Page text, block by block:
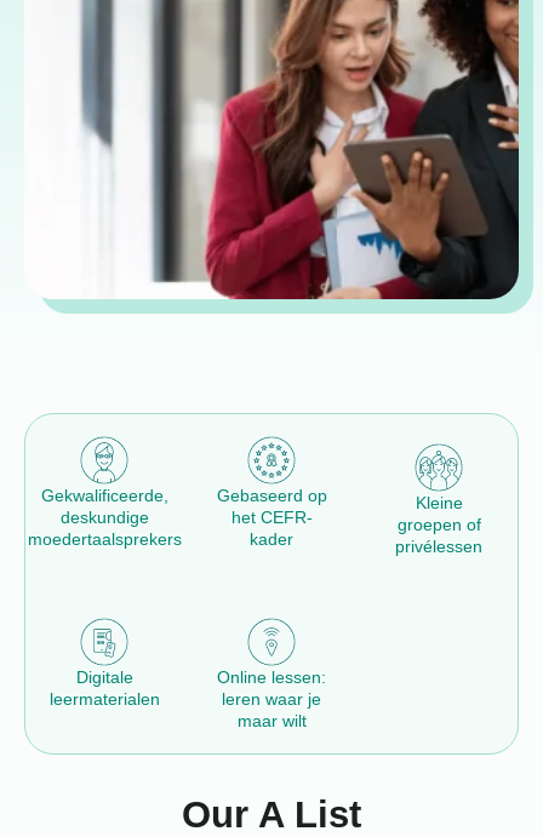
Our A List
Gekwalificeerde,
deskundige
moedertaalsprekers
Gebaseerd op
het CEFR-
kader
Kleine
groepen of
privélessen
Digitale
leermaterialen
Online lessen:
leren waar je
maar wilt